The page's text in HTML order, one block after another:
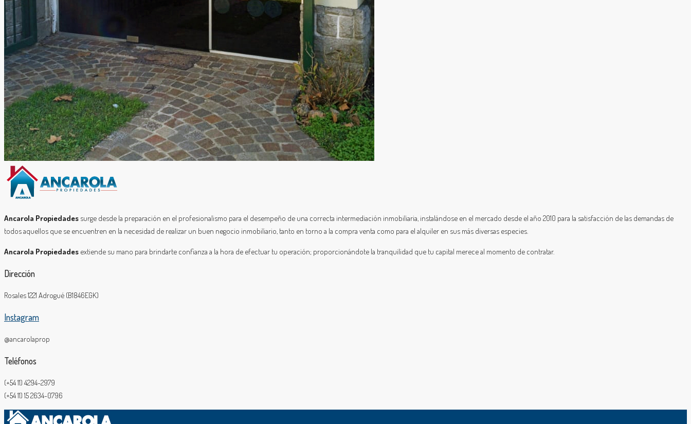
Ancarola Propiedades surge desde la preparación en el profesionalismo para el desempeño de una correcta intermediación inmobiliaria, instalándose en el mercado desde el año 2010 para la satisfacción de las demandas de
todos aquellos que se encuentren en la necesidad de realizar un buen negocio inmobiliario, tanto en torno a la compra venta como para el alquiler en sus más diversas especies.
Ancarola Propiedades extiende su mano para brindarte confianza a la hora de efectuar tu operación; proporcionándote la tranquilidad que tu capital merece al momento de contratar.
Dirección
Rosales 1221 Adrogué (B1846EGK)
Instagram
@ancarolaprop
Teléfonos
(+54 11) 4294-2979
(+54 11) 15 2634-0796